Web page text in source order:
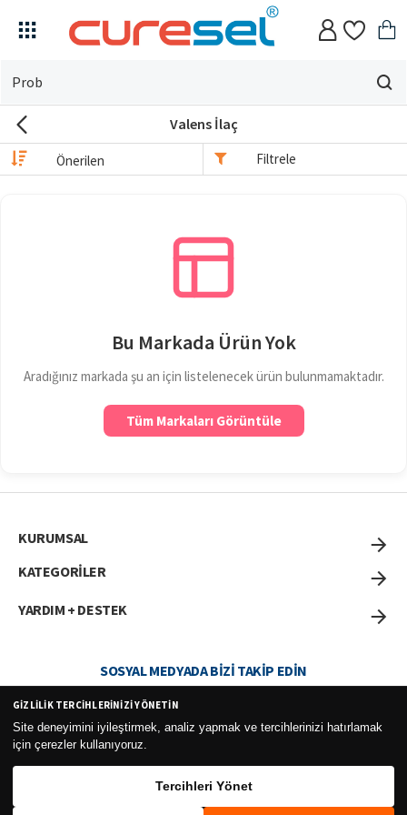
Evin
için
arıyorsun?
Valens İlaç
Filtrele
Bu Markada Ürün Yok
Aradığınız markada şu an için listelenecek ürün bulunmamaktadır.
Tüm Markaları Görüntüle
KURUMSAL
KATEGORİLER
YARDIM + DESTEK
SOSYAL MEDYADA BIZI TAKIP EDIN
GIZLILIK TERCIHLERINIZI YÖNETIN
Site deneyimini iyileştirmek, analiz yapmak ve tercihlerinizi hatırlamak
için çerezler kullanıyoruz.
Tercihleri Yönet